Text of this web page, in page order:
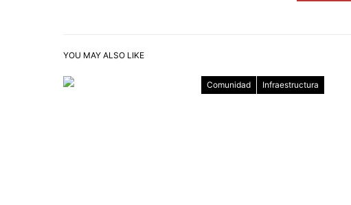
YOU MAY ALSO LIKE
Comunidad Infraestructura